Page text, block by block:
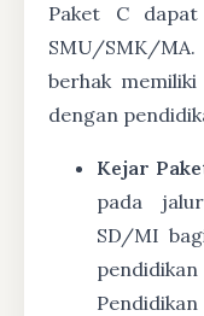
Paket C
SMU/SMK/
berhak
dengan
Kejar
pada
SD/MI